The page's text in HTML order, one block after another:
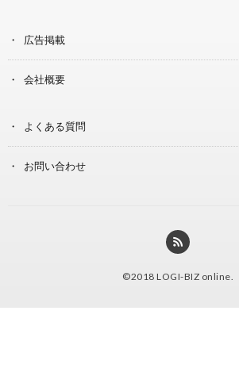
広告掲載
会社概要
よくある質問
お問い合わせ
©2018 LOGI-BIZ online